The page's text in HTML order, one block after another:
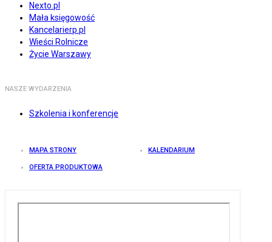
Nexto.pl
Mała księgowość
Kancelarierp.pl
Wieści Rolnicze
Życie Warszawy
NASZE WYDARZENIA
Szkolenia i konferencje
MAPA STRONY KALENDARIUM
OFERTA PRODUKTOWA